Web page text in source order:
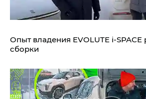
Опыт владения EVOLUTE
сборки